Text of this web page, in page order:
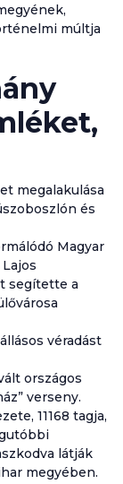
múltja
megalakulása
és
Magyar
segítette a
véradást
országos
verseny.
11168 tagja,
látják
megyében.